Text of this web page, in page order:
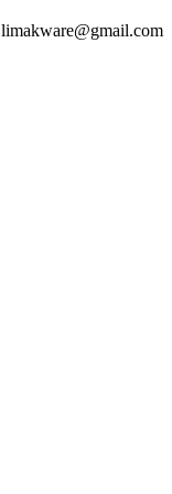
limakware@gmail.com